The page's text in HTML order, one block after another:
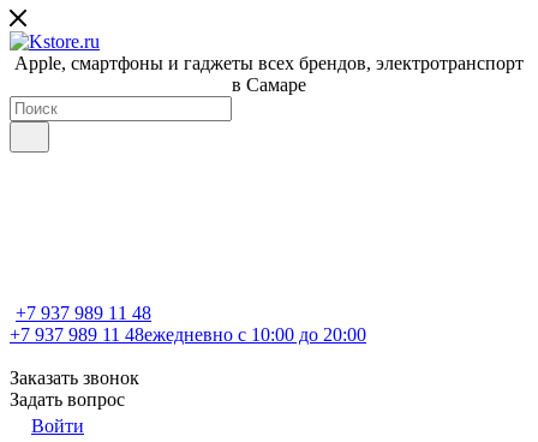
Apple, cмартфоны и гаджеты всех брендов, электротранспорт
в Самаре
+7 937 989 11 48
+7 937 989 11 48ежедневно с 10:00 до 20:00
Заказать звонок
Задать вопрос
Войти